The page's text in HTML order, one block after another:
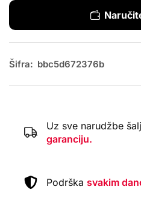
Šifra: bbc5d672376b
Uz sve narudžbe
garanciju.
Podrška svakim